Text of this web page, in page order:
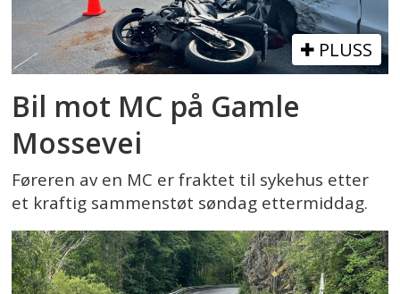
PLUSS
Bil mot MC på Gamle
Mossevei
Føreren av en MC er fraktet til sykehus etter
et kraftig sammenstøt søndag ettermiddag.